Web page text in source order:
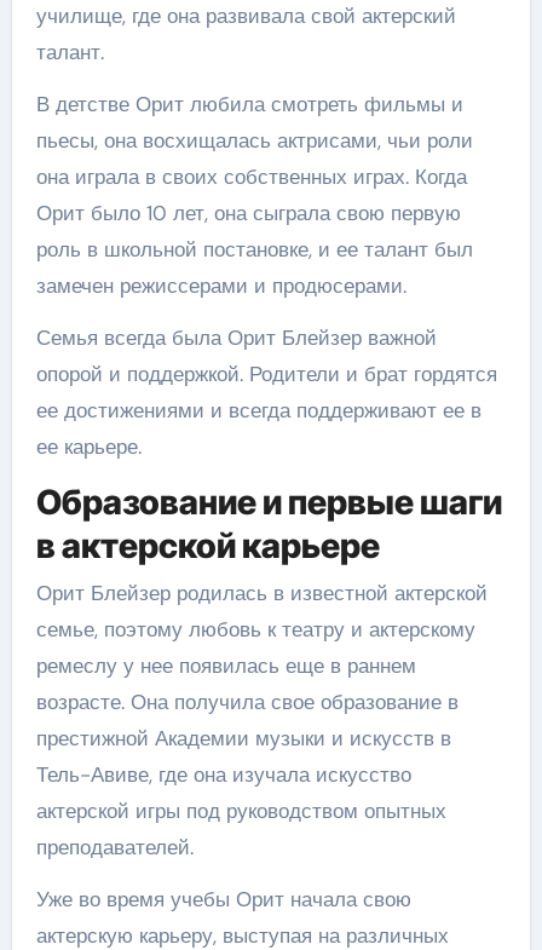
училище, где она развивала свой актерский
талант.
В детстве Орит любила смотреть фильмы и
пьесы, она восхищалась актрисами, чьи роли
она играла в своих собственных играх. Когда
Орит было 10 лет, она сыграла свою первую
роль в школьной постановке, и ее талант был
замечен режиссерами и продюсерами.
Семья всегда была Орит Блейзер важной
опорой и поддержкой. Родители и брат гордятся
ее достижениями и всегда поддерживают ее в
ее карьере.
Образование и первые шаги
в актерской карьере
Орит Блейзер родилась в известной актерской
семье, поэтому любовь к театру и актерскому
ремеслу у нее появилась еще в раннем
возрасте. Она получила свое образование в
престижной Академии музыки и искусств в
Тель-Авиве, где она изучала искусство
актерской игры под руководством опытных
преподавателей.
Уже во время учебы Орит начала свою
актерскую карьеру, выступая на различных